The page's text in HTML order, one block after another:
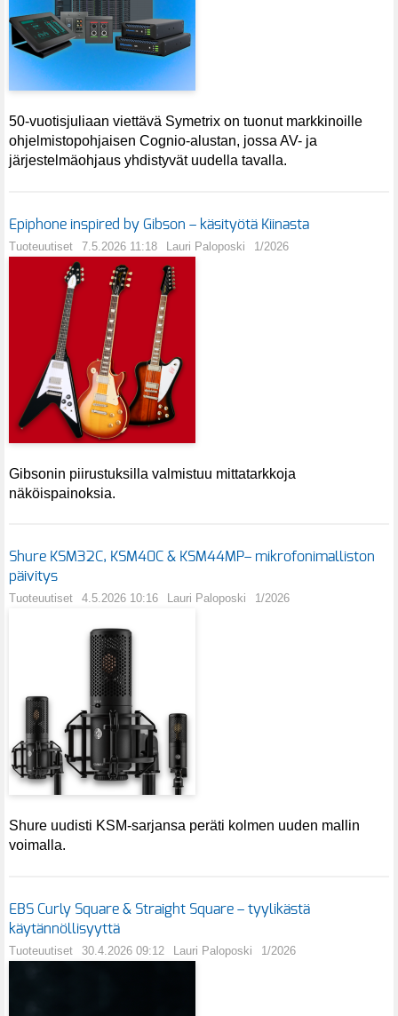
50-vuotisjuliaan viettävä Symetrix on tuonut markkinoille
ohjelmistopohjaisen Cognio-alustan, jossa AV- ja
järjestelmäohjaus yhdistyvät uudella tavalla.
Epiphone inspired by Gibson – käsityötä Kiinasta
Tuoteuutiset 7.5.2026 11:18 Lauri Paloposki 1/2026
Gibsonin piirustuksilla valmistuu mittatarkkoja
näköispainoksia.
Shure KSM32C, KSM40C & KSM44MP– mikrofonimalliston
päivitys
Tuoteuutiset 4.5.2026 10:16 Lauri Paloposki 1/2026
Shure uudisti KSM-sarjansa peräti kolmen uuden mallin
voimalla.
EBS Curly Square & Straight Square – tyylikästä
käytännöllisyyttä
Tuoteuutiset 30.4.2026 09:12 Lauri Paloposki 1/2026